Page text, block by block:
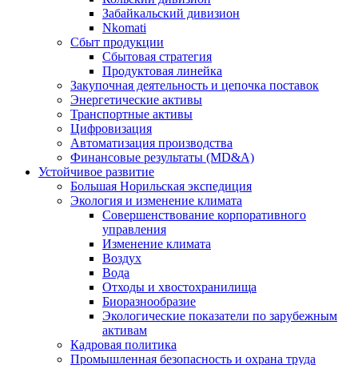
Забайкальский дивизион
Nkomati
Сбыт продукции
Сбытовая стратегия
Продуктовая линейка
Закупочная деятельность и цепочка поставок
Энергетические активы
Транспортные активы
Цифровизация
Автоматизация производства
Финансовые результаты (MD&A)
Устойчивое развитие
Большая Норильская экспедиция
Экология и изменение климата
Совершенствование корпоративного
управления
Изменение климата
Воздух
Вода
Отходы и хвостохранилища
Биоразнообразие
Экологические показатели по зарубежным
активам
Кадровая политика
Промышленная безопасность и охрана труда